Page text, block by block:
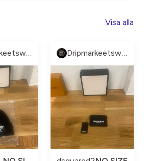
Visa alla
Dripmarkeetsweden Dripmarkeetsweden